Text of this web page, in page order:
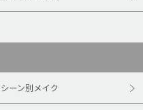
シーン別メイク